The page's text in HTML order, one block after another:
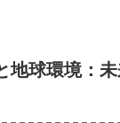
地球環境：